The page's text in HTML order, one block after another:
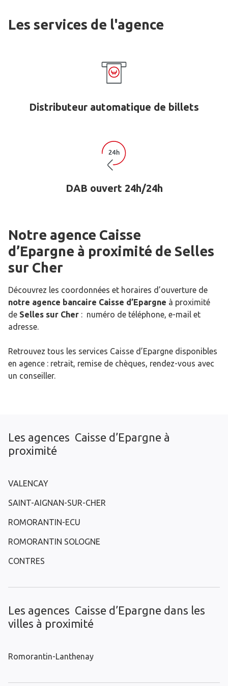
Les services de l'agence
Distributeur automatique de billets
DAB ouvert 24h/24h
Notre agence Caisse
d’Epargne à proximité de Selles
sur Cher
Découvrez les coordonnées et horaires d’ouverture de
notre agence bancaire Caisse d’Epargne à proximité
de Selles sur Cher : numéro de téléphone, e-mail et
adresse.
Retrouvez tous les services Caisse d’Epargne disponibles
en agence : retrait, remise de chèques, rendez-vous avec
un conseiller.
Les agences Caisse d’Epargne à
proximité
VALENCAY
SAINT-AIGNAN-SUR-CHER
ROMORANTIN-ECU
ROMORANTIN SOLOGNE
CONTRES
Les agences Caisse d’Epargne dans les
villes à proximité
Romorantin-Lanthenay